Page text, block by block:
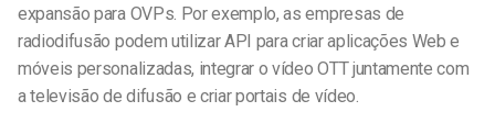
expansão para OVPs. Por exemplo, as empresas de
radiodifusão podem utilizar API para criar aplicações Web e
móveis personalizadas, integrar o vídeo OTT juntamente com
a televisão de difusão e criar portais de vídeo.